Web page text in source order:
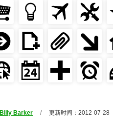
Billy Barker / 更新时间：2012-07-28